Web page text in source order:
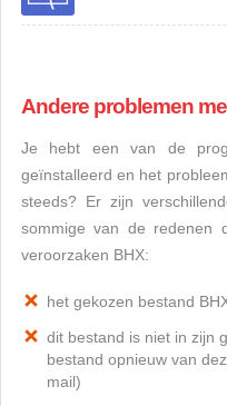
Andere problemen
Je hebt een van de
geïnstalleerd en het
steeds? Er zijn
sommige van de redenen
veroorzaken BHX:
het gekozen bestand
dit bestand is niet in zijn
bestand opnieuw van
mail)